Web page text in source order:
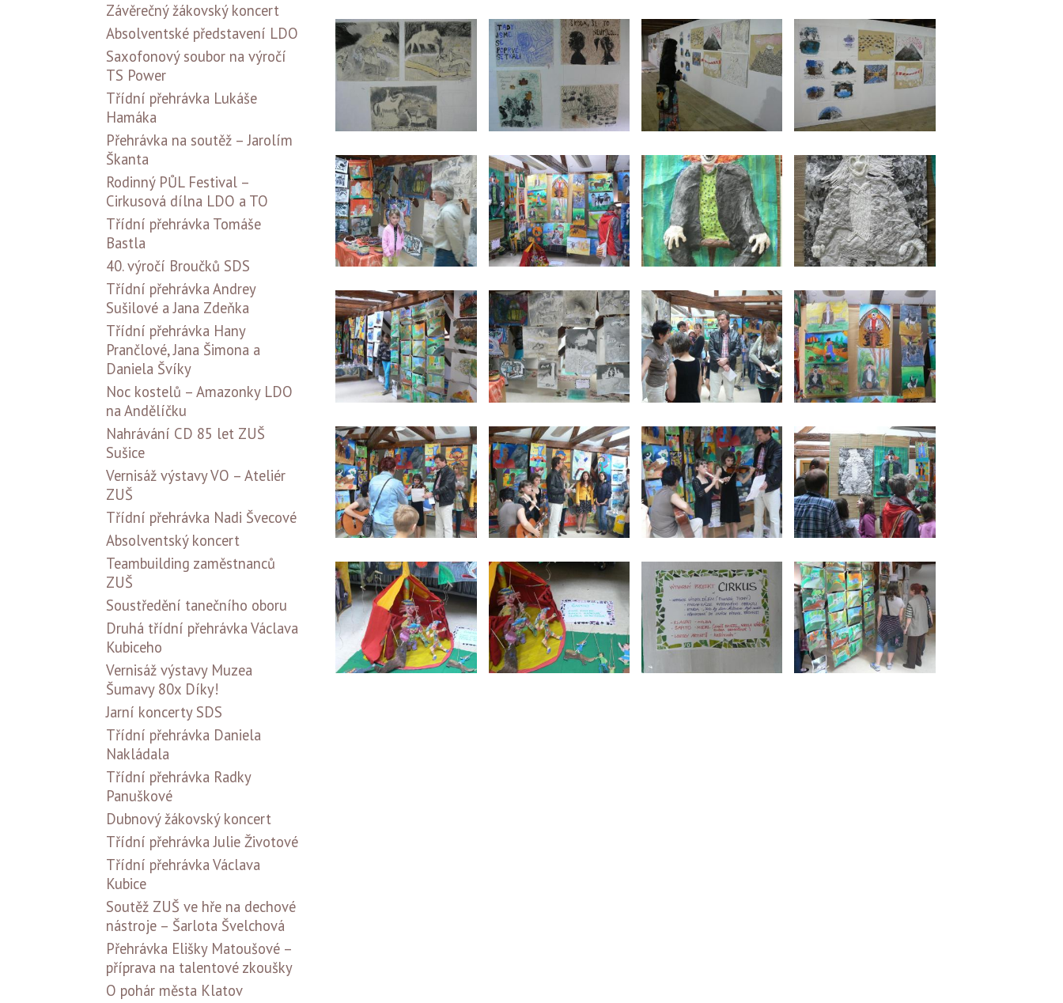
Závěrečný žákovský koncert
Absolventské představení LDO
Saxofonový soubor na výročí
TS Power
Třídní přehrávka Lukáše
Hamáka
Přehrávka na soutěž – Jarolím
Škanta
Rodinný PŮL Festival –
Cirkusová dílna LDO a TO
Třídní přehrávka Tomáše
Bastla
40. výročí Broučků SDS
Třídní přehrávka Andrey
Sušilové a Jana Zdeňka
Třídní přehrávka Hany
Prančlové, Jana Šimona a
Daniela Švíky
Noc kostelů – Amazonky LDO
na Andělíčku
Nahrávání CD 85 let ZUŠ
Sušice
Vernisáž výstavy VO – Ateliér
ZUŠ
Třídní přehrávka Nadi Švecové
Absolventský koncert
Teambuilding zaměstnanců
ZUŠ
Soustředění tanečního oboru
Druhá třídní přehrávka Václava
Kubiceho
Vernisáž výstavy Muzea
Šumavy 80x Díky!
Jarní koncerty SDS
Třídní přehrávka Daniela
Nakládala
Třídní přehrávka Radky
Panuškové
Dubnový žákovský koncert
Třídní přehrávka Julie Životové
Třídní přehrávka Václava
Kubice
Soutěž ZUŠ ve hře na dechové
nástroje – Šarlota Švelchová
Přehrávka Elišky Matoušové –
příprava na talentové zkoušky
O pohár města Klatov